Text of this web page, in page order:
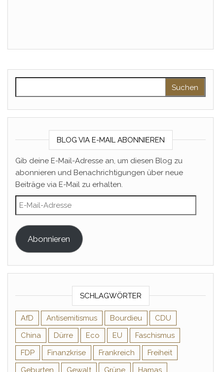
BLOG VIA E-MAIL ABONNIEREN
Gib deine E-Mail-Adresse an, um diesen Blog zu
abonnieren und Benachrichtigungen über neue
Beiträge via E-Mail zu erhalten.
E-Mail-Adresse
Abonnieren
SCHLAGWÖRTER
AfD Antisemitismus Bourdieu
CDU
China
Dürre Eco EU
Faschismus
FDP
Finanzkrise Frankreich
Freiheit
Geburten
Gewalt Grüne Hamas